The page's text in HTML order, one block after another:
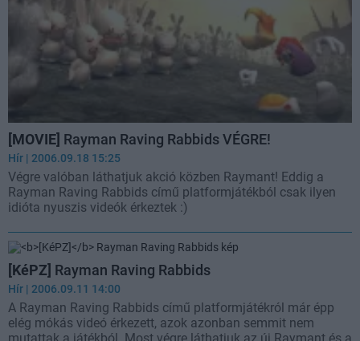
[MOVIE] Rayman Raving Rabbids VÉGRE!
Hír | 2006.09.18 15:25
Végre valóban láthatjuk akció közben Raymant! Eddig a
Rayman Raving Rabbids című platformjátékból csak ilyen
idióta nyuszis videók érkeztek :)
[KéPZ] Rayman Raving Rabbids
Hír | 2006.09.11 14:00
A Rayman Raving Rabbids című platformjátékról már épp
elég mókás videó érkezett, azok azonban semmit nem